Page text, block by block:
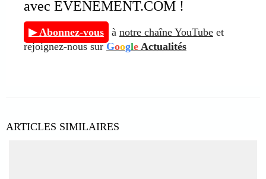
avec EVENEMENT.COM !
▶ Abonnez-vous à notre chaîne YouTube et
rejoignez-nous surGoogle Actualités
ARTICLES SIMILAIRES